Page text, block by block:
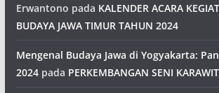
Erwantono pada KALENDER ACARA
BUDAYA JAWA TIMUR TAHUN 2024
Mengenal Budaya Jawa di Yogyakarta:
2024pada PERKEMBANGAN SENI